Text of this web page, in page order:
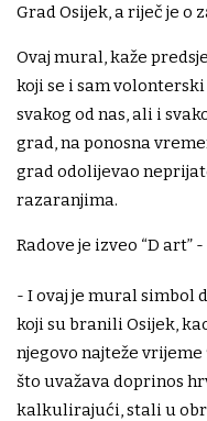
Grad Osijek, a riječ je
Ovaj mural, kaže
koji se i sam
svakog od nas, ali i
grad, na ponosna
grad odolijevao
razaranjima.
Radove je izveo “D
- I ovaj je mural simbol
koji su branili Osijek,
njegovo najteže
što uvažava doprinos
kalkulirajući, stali u